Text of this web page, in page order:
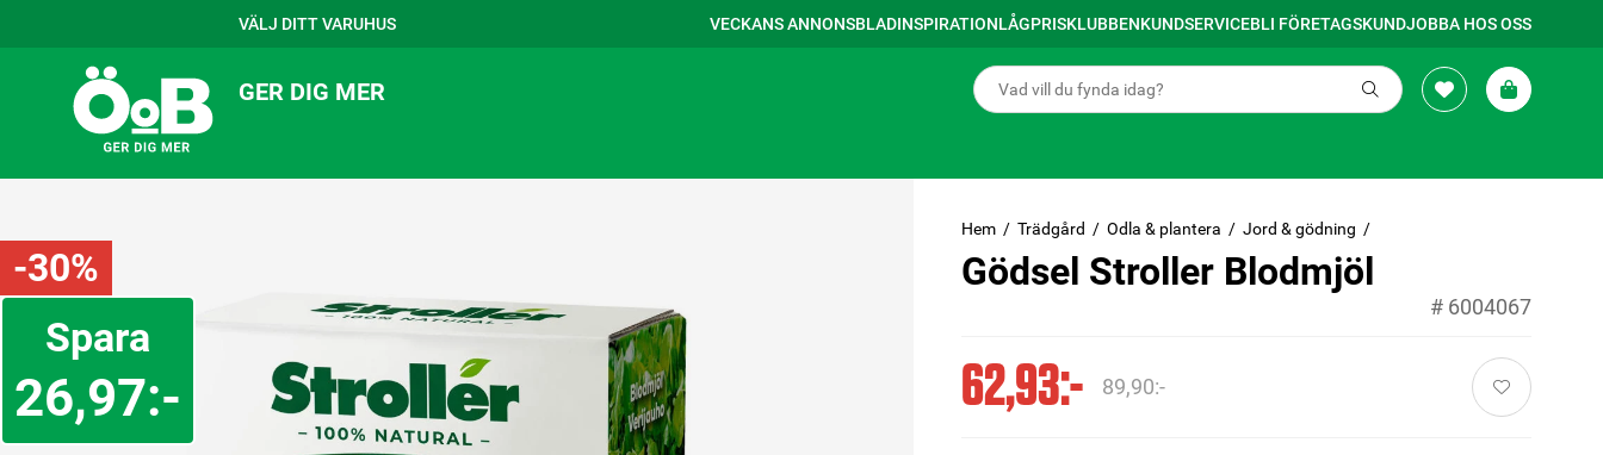
VÄLJ DITT VARUHUS VECKANS ANNONSBLADINSPIRATIONLÅGPRISKLUBBENKUNDSERVICEBLI FÖRETAGSKUNDJOBBA HOS OSS
GER DIG MER
-30%
Spara
26,97:-
Hem Trädgård Odla & plantera Jord & gödning
Gödsel Stroller Blodmjöl
# 6004067
62,93:- 89,90:-